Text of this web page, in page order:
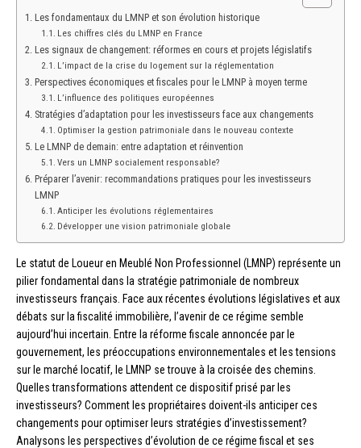
Les fondamentaux du LMNP et son évolution historique
Les chiffres clés du LMNP en France
Les signaux de changement: réformes en cours et projets législatifs
L’impact de la crise du logement sur la réglementation
Perspectives économiques et fiscales pour le LMNP à moyen terme
L’influence des politiques européennes
Stratégies d’adaptation pour les investisseurs face aux changements
Optimiser la gestion patrimoniale dans le nouveau contexte
Le LMNP de demain: entre adaptation et réinvention
Vers un LMNP socialement responsable?
Préparer l’avenir: recommandations pratiques pour les investisseurs
LMNP
Anticiper les évolutions réglementaires
Développer une vision patrimoniale globale
Le statut de Loueur en Meublé Non Professionnel (LMNP) représente un
pilier fondamental dans la stratégie patrimoniale de nombreux
investisseurs français. Face aux récentes évolutions législatives et aux
débats sur la fiscalité immobilière, l’avenir de ce régime semble
aujourd’hui incertain. Entre la réforme fiscale annoncée par le
gouvernement, les préoccupations environnementales et les tensions
sur le marché locatif, le LMNP se trouve à la croisée des chemins.
Quelles transformations attendent ce dispositif prisé par les
investisseurs? Comment les propriétaires doivent-ils anticiper ces
changements pour optimiser leurs stratégies d’investissement?
Analysons les perspectives d’évolution de ce régime fiscal et ses